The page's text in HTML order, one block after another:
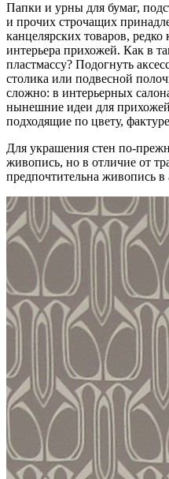
Папки и урны для бумаг,
и прочих строчащих
канцелярских товаров,
интерьера прихожей. Как в
пластмассу? Подогнуть
столика или подвесной
сложно: в интерьерных
нынешние идеи для
подходящие по цвету,
Для украшения стен по-
живопись, но в отличие от
предпочтительна живопись в